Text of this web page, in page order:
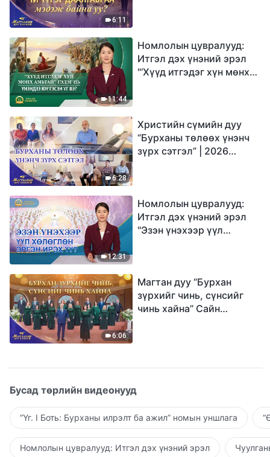
6:11
11:44
Номлолын цувралууд:
Итгэл дэх үнэний эрэл
"‘Хүүд итгэдэг хүн мөнх
6:28
Христийн сүмийн дуу
“Бурханы төлөөх үнэнч
зүрх сэтгэл” | 2026
12:31
Номлолын цувралууд:
Итгэл дэх үнэний эрэл
"Эзэн үнэхээр үүл
6:06
Магтан дуу “Бурхан
зүрхийг чинь, сүнсийг
чинь хайна” Сайн
Бусад төрлийн видеонууд
“Үг. I Боть: Бурханы илрэлт ба ажил” номын уншлага
Номлолын цувралууд: Итгэл дэх үнэний эрэл